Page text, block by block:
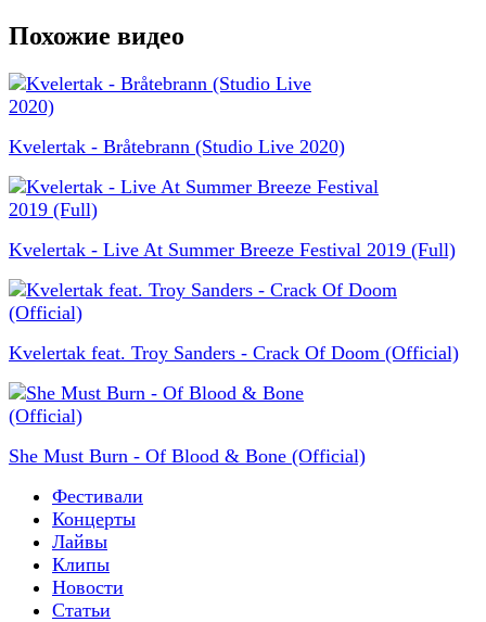
Похожие видео
Kvelertak - Bråtebrann (Studio Live 2020)
Kvelertak - Live At Summer Breeze Festival 2019 (Full)
Kvelertak feat. Troy Sanders - Crack Of Doom (Official)
She Must Burn - Of Blood & Bone (Official)
Фестивали
Концерты
Лайвы
Клипы
Новости
Статьи